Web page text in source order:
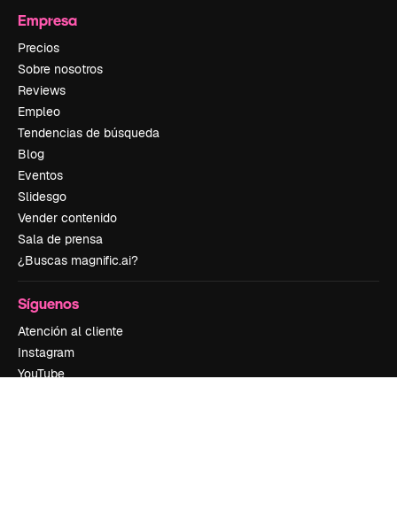
Empresa
Precios
Sobre nosotros
Reviews
Empleo
Tendencias de búsqueda
Blog
Eventos
Slidesgo
Vender contenido
Sala de prensa
¿Buscas magnific.ai?
Síguenos
Atención al cliente
Instagram
YouTube